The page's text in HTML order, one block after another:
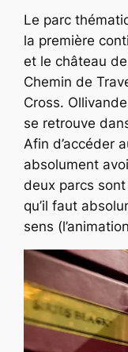
Le parc
la première
et le château
Chemin de
Cross.
se retrouve
Afin d’accéder
absolument
deux parcs
qu’il faut
sens